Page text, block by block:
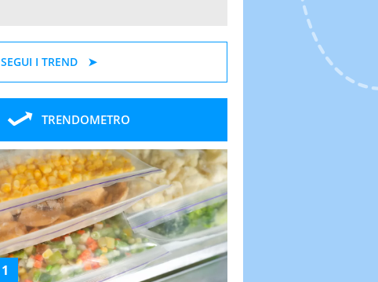
SEGUI I TREND
TRENDOMETRO